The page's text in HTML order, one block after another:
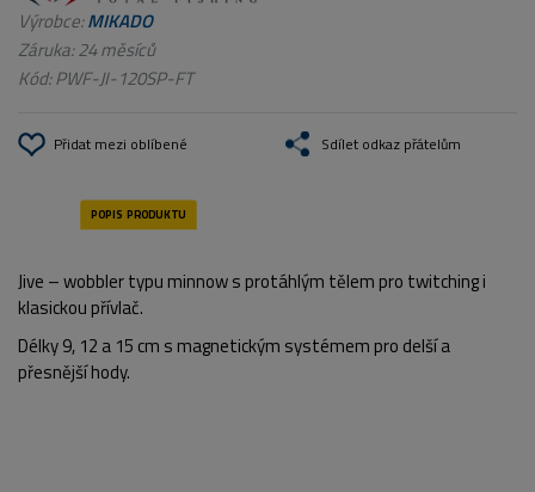
Výrobce:MIKADO
Záruka: 24 měsíců
Kód:PWF-JI-120SP-FT
Přidat mezi oblíbené Sdílet odkaz přátelům
Jive – wobbler typu minnow s protáhlým tělem pro twitching i
klasickou přívlač.
Délky 9, 12 a 15 cm s magnetickým systémem pro delší a
přesnější hody.